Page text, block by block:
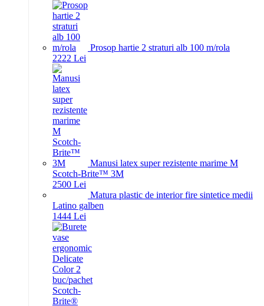
Prosop hartie 2 straturi alb 100 m/rola
2222 Lei
Manusi latex super rezistente marime M
Scotch-Brite™ 3M
2500 Lei
Matura plastic de interior fire sintetice medii
Latino galben
1444 Lei